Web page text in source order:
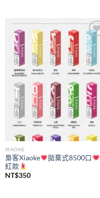
Add to
wishlist
XIAOKE
梟客Xiaoke 拋棄式8500口
紅款
NT$350